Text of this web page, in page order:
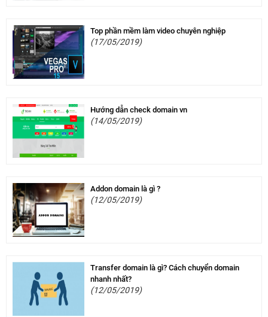
Top phần mềm làm video chuyên nghiệp
(17/05/2019)
Hướng dẫn check domain vn
(14/05/2019)
Addon domain là gì ?
(12/05/2019)
Transfer domain là gì? Cách chuyển domain
nhanh nhất?
(12/05/2019)